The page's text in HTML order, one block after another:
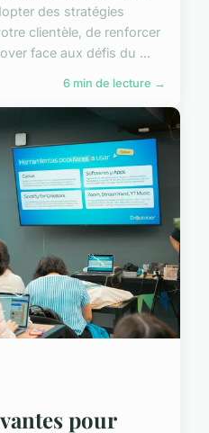
des stratégies
clientèle, de renforcer
face aux défis du ...
6 min de lecture →
pour